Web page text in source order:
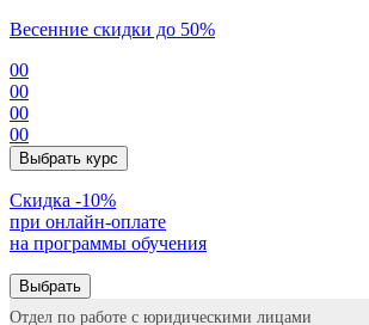
Весенние скидки до 50%
00
00
00
00
Выбрать курс
Cкидка -10%
при онлайн-оплате
на программы обучения
Выбрать
Отдел по работе с юридическими лицами